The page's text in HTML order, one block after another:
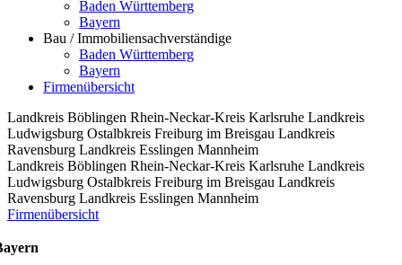
Baden Württemberg
Bayern
Bau / Immobiliensachverständige
Baden Württemberg
Bayern
Firmenübersicht
Landkreis Böblingen Rhein-Neckar-Kreis Karlsruhe Landkreis
Ludwigsburg Ostalbkreis Freiburg im Breisgau Landkreis
Ravensburg Landkreis Esslingen Mannheim
Landkreis Böblingen Rhein-Neckar-Kreis Karlsruhe Landkreis
Ludwigsburg Ostalbkreis Freiburg im Breisgau Landkreis
Ravensburg Landkreis Esslingen Mannheim
Firmenübersicht